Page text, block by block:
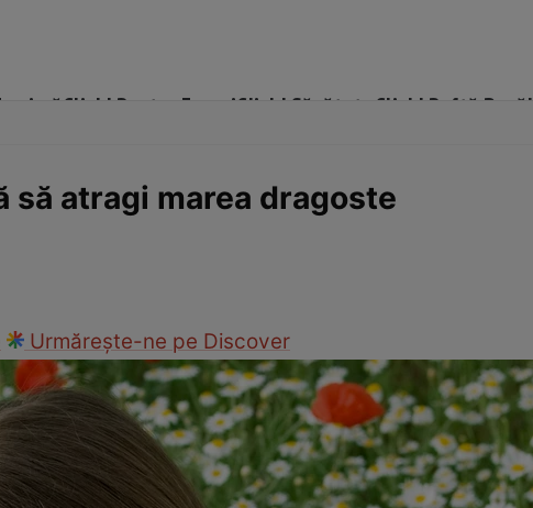
viațăClick! Pentru FemeiClick! Sănătate Click! Poftă Bună!
să atragi marea dragoste
Urmărește-ne pe Discover